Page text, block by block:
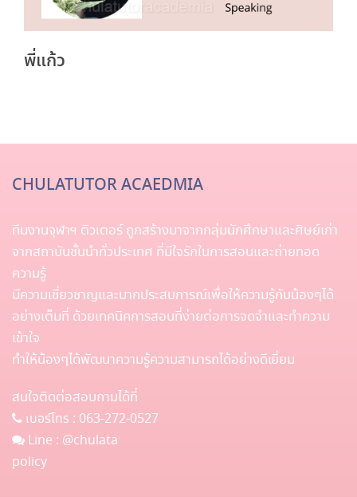
พี่แก้ว
CHULATUTOR ACAEDMIA
ทีมงานจุฬาฯ ติวเตอร์ ถูกสร้างมาจากกลุ่มนักศึกษาและศิษย์เก่า
จากสถาบันชั้นนำทั่วประเทศ ที่มีใจรักในการสอนและถ่ายทอด
ความรู้
มีความเชี่ยวชาญและมากประสบการณ์เพื่อให้ความรู้กับน้องๆได้
อย่างเต็มที่ ด้วยเทคนิคการสอนที่ง่ายต่อการจดจำและทำความ
เข้าใจ
ทำให้น้องๆได้พัฒนาความรู้ความสามารถได้อย่างดีเยี่ยม
สนใจติดต่อสอบถามได้ที่
เบอร์โทร : 063-272-0527
Line : @chulata
policy